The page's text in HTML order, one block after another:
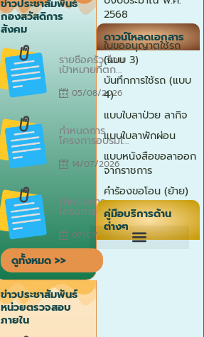
ข่าวประชาสัมพันธ์
กองสวัสดิการ
สังคม
รายชื่อครัวเรือน
เป้าหมายที่ตก
เกณฑ์ MPI
ระบบบริหาร
จัดการข้อมูลการ
พัฒนาคนแบบชี้
เป้า ( Thai
People Map
and
Analytics
Platform ) ปี
2569
Posted
on
05/08/2026
กำหนดการ
โครงการอบรมให้
ความรู้สิทธิ
สวัสดิการผู้
พิการ ประจำ
2569 เทศบาล
ตำบลไผ่ วันที่
21 กรกฎาคม
2569 ณ ห้อง
ประชุมเทศบาล
ตำบลไผ่
on
14/07/2026
กำหนดการ
โครงการอบรม
ฝึกอาชีพผู้สูง
อายุ ” การทำ
ของชำร่วย ”
ประจำ
ปีงบประมาณ
2569 เทศบาล
ตำบลไผ่ วันที่
24 กรกฎาคม
2569 ณ ห้อง
ประชุมเทศบาล
on
07/07/2026
ดูทั้งหมด >>
ข่าวประชาสัมพันธ์
หน่วยตรวจสอบ
ภายใน
2568
ดาวน์โหลดเอกสาร
ใบขออนุญาตใช้รถ
(แบบ 3)
บันทึกการใช้รถ (แบบ
4)
แบบใบลาป่วย ลากิจ
แบบใบลาพักผ่อน
แบบหนังสือขอลาออก
จากราชการ
คำร้องขอโอน (ย้าย)
คู่มือบริการด้าน
ต่างๆ